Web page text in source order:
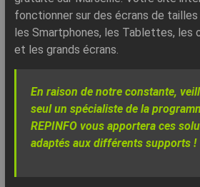
fonctionner sur des écrans de
les Smartphones, les Tablettes, les
et les grands écrans.
En raison de notre constante,
seul un spécialiste de la
REPINFO vous apportera ces
adaptés aux différents supports !